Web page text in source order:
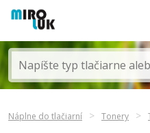
Náplne do tlačiarní Tonery